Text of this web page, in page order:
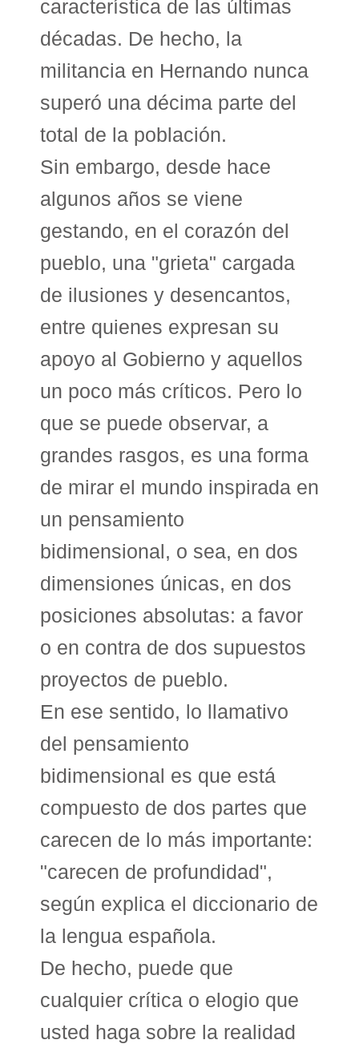
característica de las últimas
décadas. De hecho, la
militancia en Hernando nunca
superó una décima parte del
total de la población.
Sin embargo, desde hace
algunos años se viene
gestando, en el corazón del
pueblo, una "grieta" cargada
de ilusiones y desencantos,
entre quienes expresan su
apoyo al Gobierno y aquellos
un poco más críticos. Pero lo
que se puede observar, a
grandes rasgos, es una forma
de mirar el mundo inspirada en
un pensamiento
bidimensional, o sea, en dos
dimensiones únicas, en dos
posiciones absolutas: a favor
o en contra de dos supuestos
proyectos de pueblo.
En ese sentido, lo llamativo
del pensamiento
bidimensional es que está
compuesto de dos partes que
carecen de lo más importante:
"carecen de profundidad",
según explica el diccionario de
la lengua española.
De hecho, puede que
cualquier crítica o elogio que
usted haga sobre la realidad